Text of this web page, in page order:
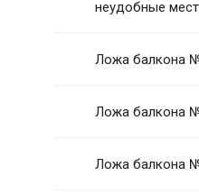
неудобные
Ложа балкона
Ложа балкона
Ложа балкона